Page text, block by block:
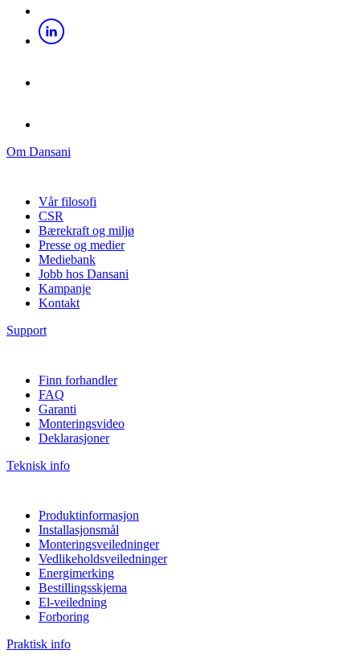
Om Dansani
Vår filosofi
CSR
Bærekraft og miljø
Presse og medier
Mediebank
Jobb hos Dansani
Kampanje
Kontakt
Support
Finn forhandler
FAQ
Garanti
Monteringsvideo
Deklarasjoner
Teknisk info
Produktinformasjon
Installasjonsmål
Monteringsveiledninger
Vedlikeholdsveiledninger
Energimerking
Bestillingsskjema
El-veiledning
Forboring
Praktisk info